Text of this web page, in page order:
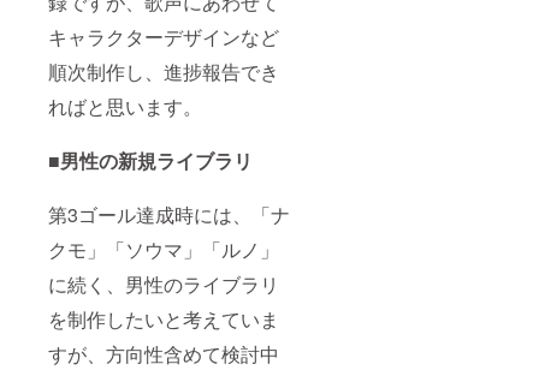
キャラクターデザインなど
順次制作し、進捗報告でき
ればと思います。
■男性の新規ライブラリ
第3ゴール達成時には、「ナ
クモ」「ソウマ」「ルノ」
に続く、男性のライブラリ
を制作したいと考えていま
すが、方向性含めて検討中